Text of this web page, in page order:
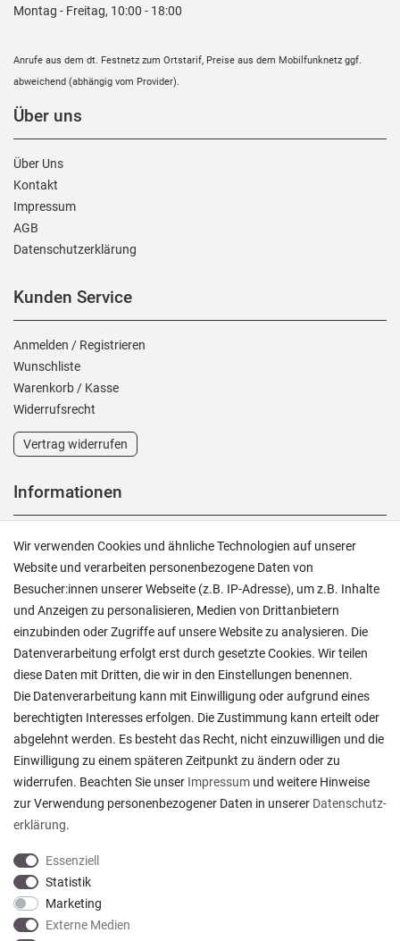
Montag - Freitag, 10:00 - 18:00
Anrufe aus dem dt. Festnetz zum Ortstarif, Preise aus dem Mobilfunknetz ggf.
abweichend (abhängig vom Provider).
Über uns
Über Uns
Kontakt
Impressum
AGB
Daten­schutz­erklärung
Kunden Service
Anmelden / Registrieren
Wunschliste
Warenkorb / Kasse
Widerrufs­recht
Vertrag widerrufen
Informationen
Versand und Zahlung
Rücksendungen
Lieferung in die Schweiz
Pflegesymbole
Lagerverkauf
Ratgeber & News
Ein einfach toller Service - prompte Lieferung und
sogar mit Pflegehinweis!
Datum der Veröffentlichung: 05.08.2026
Datum der Kauferfahrung: 29.07.2026
921 Bewertungen
Wir verwenden Cookies und ähnliche Technologien auf unserer
Website und verarbeiten personenbezogene Daten von
Besucher:innen unserer Webseite (z.B. IP-Adresse), um z.B. Inhalte
und Anzeigen zu personalisieren, Medien von Drittanbietern
einzubinden oder Zugriffe auf unsere Website zu analysieren. Die
Datenverarbeitung erfolgt erst durch gesetzte Cookies. Wir teilen
diese Daten mit Dritten, die wir in den Einstellungen benennen.
Die Datenverarbeitung kann mit Einwilligung oder aufgrund eines
berechtigten Interesses erfolgen. Die Zustimmung kann erteilt oder
abgelehnt werden. Es besteht das Recht, nicht einzuwilligen und die
Einwilligung zu einem späteren Zeitpunkt zu ändern oder zu
widerrufen. Beachten Sie unser Impressum und weitere Hinweise
zur Verwendung personenbezogener Daten in unserer Daten­schutz­
erklärung.
Essenziell
Statistik
Marketing
Externe Medien